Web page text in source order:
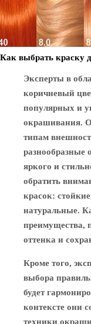
Как выбрать краску
Эксперты в
коричневый
популярных и
окрашивания.
типам
разнообразные
яркого и
обратить
красок:
натуральные.
преимущества,
оттенка и
Кроме того,
выбора
будет
контексте они
техники